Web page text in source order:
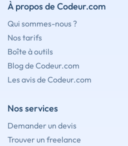
À propos de Codeur.com
Qui sommes-nous ?
Nos tarifs
Boîte à outils
Blog de Codeur.com
Les avis de Codeur.com
Nos services
Demander un devis
Trouver un freelance